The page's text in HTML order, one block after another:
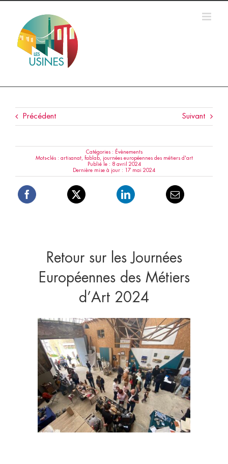
contenu
Précédent Suivant
Catégories : Évènements
Mots-clés : artisanat, fablab, journées européennes des métiers d'art
Publié le : 8 avril 2024
Dernière mise à jour : 17 mai 2024
Retour sur les Journées
Européennes des Métiers
d’Art 2024